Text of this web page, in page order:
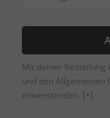
Mit deiner Bestellung
und den Allgemeinen
einverstanden. [+]